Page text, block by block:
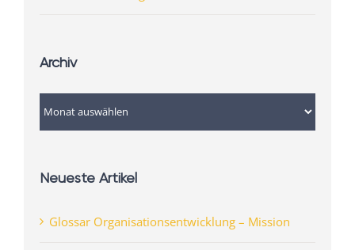
Archiv
Archiv
Neueste Artikel
Glossar Organisationsentwicklung – Mission